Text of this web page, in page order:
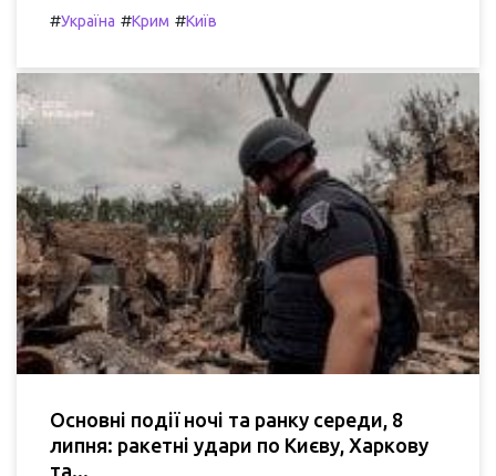
#Україна #Крим #Київ
Основні події ночі та ранку середи, 8
липня: ракетні удари по Києву, Харкову
та...